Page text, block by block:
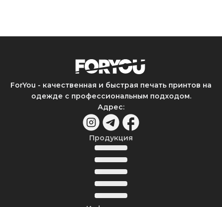
ForYou - качественная и быстрая печать принтов на
одежде с профессиональным подходом.
Адрес:
Продукция